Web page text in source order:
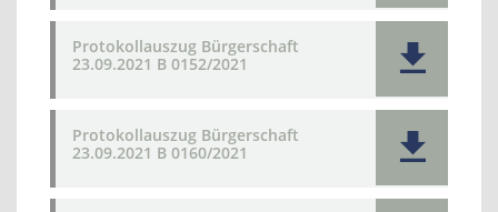
Protokollauszug Bürgerschaft
23.09.2021 B 0152/2021
Protokollauszug Bürgerschaft
23.09.2021 B 0160/2021